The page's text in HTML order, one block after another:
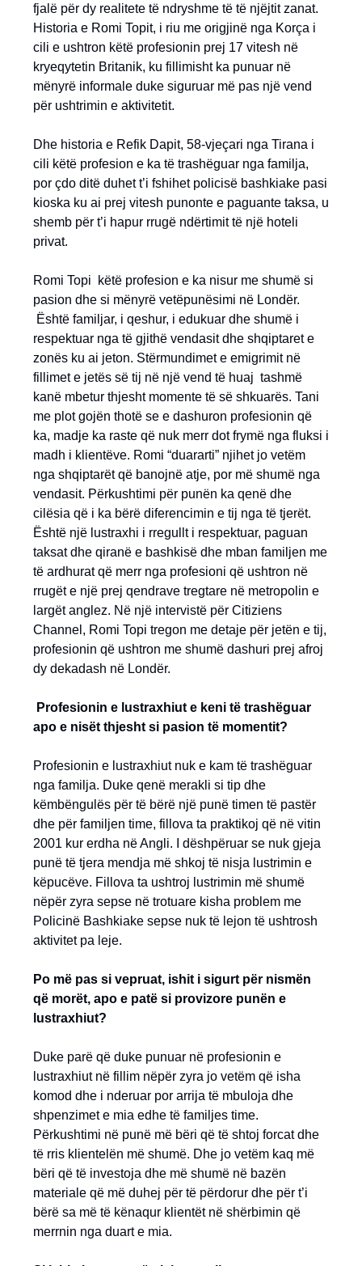
fjalë për dy realitete të ndryshme të të njëjtit zanat.
Historia e Romi Topit, i riu me origjinë nga Korça i
cili e ushtron këtë profesionin prej 17 vitesh në
kryeqytetin Britanik, ku fillimisht ka punuar në
mënyrë informale duke siguruar më pas një vend
për ushtrimin e aktivitetit.
Dhe historia e Refik Dapit, 58-vjeçari nga Tirana i
cili këtë profesion e ka të trashëguar nga familja,
por çdo ditë duhet t’i fshihet policisë bashkiake pasi
kioska ku ai prej vitesh punonte e paguante taksa, u
shemb për t’i hapur rrugë ndërtimit të një hoteli
privat.
Romi Topi këtë profesion e ka nisur me shumë si
pasion dhe si mënyrë vetëpunësimi në Londër.
Është familjar, i qeshur, i edukuar dhe shumë i
respektuar nga të gjithë vendasit dhe shqiptaret e
zonës ku ai jeton. Stërmundimet e emigrimit në
fillimet e jetës së tij në një vend të huaj tashmë
kanë mbetur thjesht momente të së shkuarës. Tani
me plot gojën thotë se e dashuron profesionin që
ka, madje ka raste që nuk merr dot frymë nga fluksi i
madh i klientëve. Romi “duararti” njihet jo vetëm
nga shqiptarët që banojnë atje, por më shumë nga
vendasit. Përkushtimi për punën ka qenë dhe
cilësia që i ka bërë diferencimin e tij nga të tjerët.
Është një lustraxhi i rregullt i respektuar, paguan
taksat dhe qiranë e bashkisë dhe mban familjen me
të ardhurat që merr nga profesioni që ushtron në
rrugët e një prej qendrave tregtare në metropolin e
largët anglez. Në një intervistë për Citiziens
Channel, Romi Topi tregon me detaje për jetën e tij,
profesionin që ushtron me shumë dashuri prej afroj
dy dekadash në Londër.
Profesionin e lustraxhiut e keni të trashëguar
apo e nisët thjesht si pasion të momentit?
Profesionin e lustraxhiut nuk e kam të trashëguar
nga familja. Duke qenë merakli si tip dhe
këmbëngulës për të bërë një punë timen të pastër
dhe për familjen time, fillova ta praktikoj që në vitin
2001 kur erdha në Angli. I dëshpëruar se nuk gjeja
punë të tjera mendja më shkoj të nisja lustrimin e
këpucëve. Fillova ta ushtroj lustrimin më shumë
nëpër zyra sepse në trotuare kisha problem me
Policinë Bashkiake sepse nuk të lejon të ushtrosh
aktivitet pa leje.
Po më pas si vepruat, ishit i sigurt për nismën
që morët, apo e patë si provizore punën e
lustraxhiut?
Duke parë që duke punuar në profesionin e
lustraxhiut në fillim nëpër zyra jo vetëm që isha
komod dhe i nderuar por arrija të mbuloja dhe
shpenzimet e mia edhe të familjes time.
Përkushtimi në punë më bëri që të shtoj forcat dhe
të rris klientelën më shumë. Dhe jo vetëm kaq më
bëri që të investoja dhe më shumë në bazën
materiale që më duhej për të përdorur dhe për t’i
bërë sa më të kënaqur klientët në shërbimin që
merrnin nga duart e mia.